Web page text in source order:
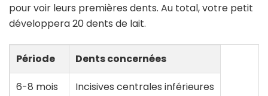
pour voir leurs premières dents. Au total, votre petit
développera 20 dents de lait.
Période Dents concernées
6-8 mois Incisives centrales inférieures